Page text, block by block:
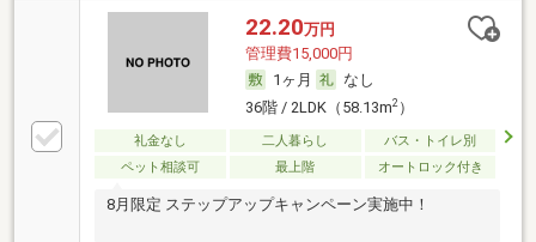
22.20万円
管理費15,000円
1ヶ月
なし
36階 / 2LDK（58.13m2）
礼金なし 二人暮らし
バス・トイレ別
ペット相談可
最上階 オートロック付き
8月限定 ステップアップキャンペーン実施中！